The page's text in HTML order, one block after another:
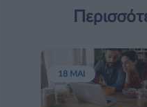
18 ΜΑΙ